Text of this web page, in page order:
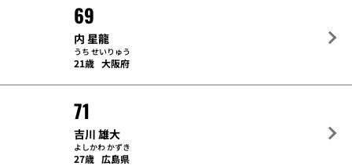
69
内 星龍
うち せいりゅう
21歳 大阪府
71
吉川 雄大
よしかわ かずき
27歳 広島県